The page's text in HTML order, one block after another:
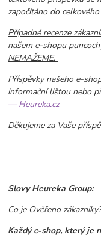
započítáno do
Případné recenze
našem e-shopu
NEMAŽEME.
Příspěvky našeho e-
informační lištou nebo
— Heureka.cz
Děkujeme za Vaše
Slovy Heureka Group:
Co je Ověřeno
Každý e‑shop, který je